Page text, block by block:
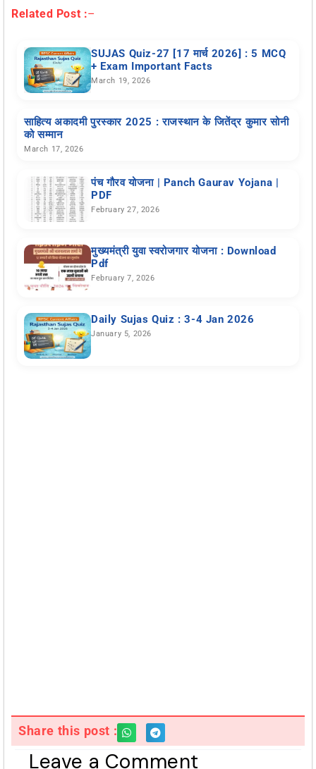
Related Post :–
SUJAS Quiz-27 [17 मार्च 2026] : 5 MCQ
+ Exam Important Facts
March 19, 2026
साहित्य अकादमी पुरस्कार 2025 : राजस्थान के जितेंद्र कुमार सोनी
को सम्मान
March 17, 2026
पंच गौरव योजना | Panch Gaurav Yojana |
PDF
February 27, 2026
मुख्यमंत्री युवा स्वरोजगार योजना : Download
Pdf
February 7, 2026
Daily Sujas Quiz : 3-4 Jan 2026
January 5, 2026
Share this post :
Leave a Comment